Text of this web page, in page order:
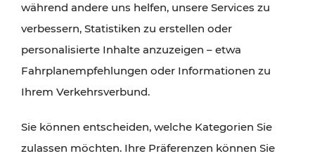
während andere uns helfen, unsere Services zu
verbessern, Statistiken zu erstellen oder
personalisierte Inhalte anzuzeigen – etwa
Fahrplanempfehlungen oder Informationen zu
Ihrem Verkehrsverbund.
Sie können entscheiden, welche Kategorien Sie
zulassen möchten. Ihre Präferenzen können Sie